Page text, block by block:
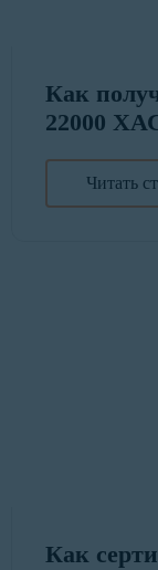
Как
22000
Читать
Как